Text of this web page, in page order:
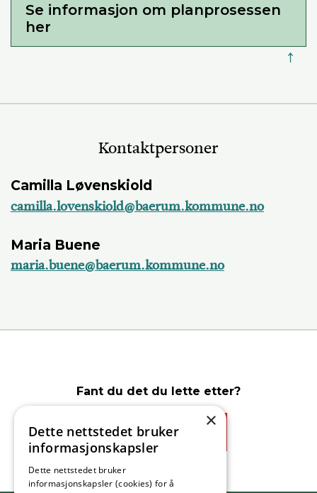
Se informasjon om planprosessen
her
↑
Kontaktpersoner
Camilla Løvenskiold
camilla.lovenskiold@baerum.kommune.no
Maria Buene
maria.buene@baerum.kommune.no
Fant du det du lette etter?
Ja
×
Dette nettstedet bruker
informasjonskapsler
Dette nettstedet bruker
informasjonskapsler (cookies) for å